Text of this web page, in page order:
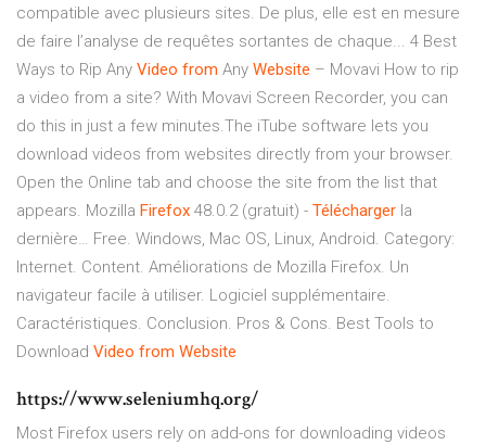
compatible avec plusieurs sites. De plus, elle est en mesure
de faire l’analyse de requêtes sortantes de chaque... 4 Best
Ways to Rip Any Video from Any Website – Movavi How to rip
a video from a site? With Movavi Screen Recorder, you can
do this in just a few minutes.The iTube software lets you
download videos from websites directly from your browser.
Open the Online tab and choose the site from the list that
appears. Mozilla Firefox 48.0.2 (gratuit) - Télécharger la
dernière… Free. Windows, Mac OS, Linux, Android. Category:
Internet. Content. Améliorations de Mozilla Firefox. Un
navigateur facile à utiliser. Logiciel supplémentaire.
Caractéristiques. Conclusion. Pros & Cons. Best Tools to
Download Video from Website
https://www.seleniumhq.org/
Most Firefox users rely on add-ons for downloading videos